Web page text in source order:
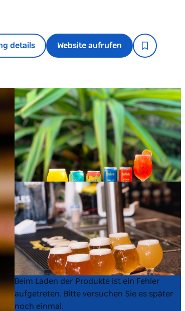
details Website aufrufen
Product
List
Product
List
Beim Laden der Produkte ist ein Fehler
aufgetreten. Bitte versuchen Sie es später
noch einmal.